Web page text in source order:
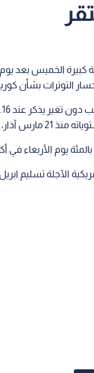
الخميس بعد
بشأن كوريا
تسليم ابريل نيسان عند 1324